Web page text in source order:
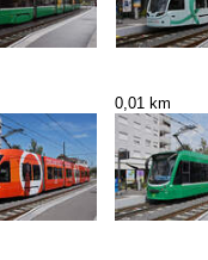
0,01 km